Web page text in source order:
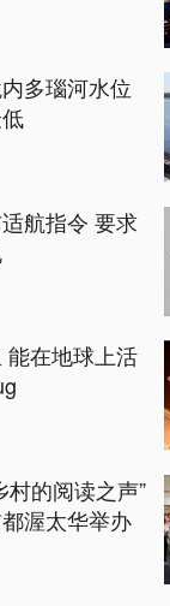
多瑙河水位
航指令 要求
能在地球上活
村的阅读之声”
渥太华举办